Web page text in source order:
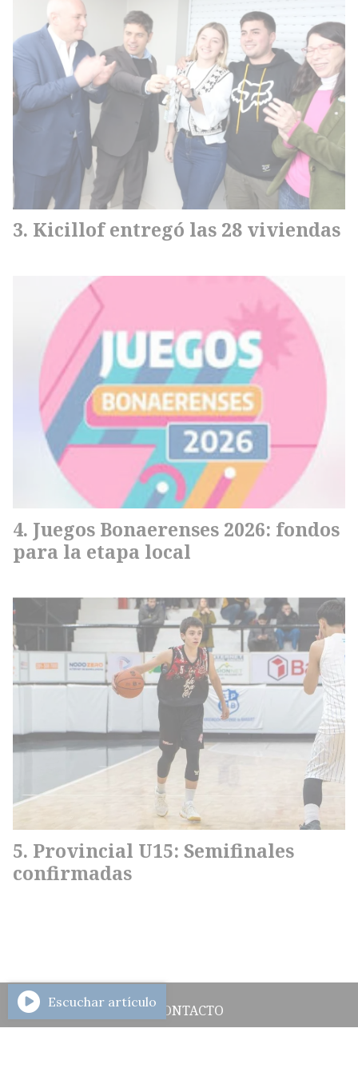
Kicillof entregó las 28 viviendas
Juegos Bonaerenses 2026: fondos
para la etapa local
Provincial U15: Semifinales
confirmadas
CONTACTO
Escuchar artículo